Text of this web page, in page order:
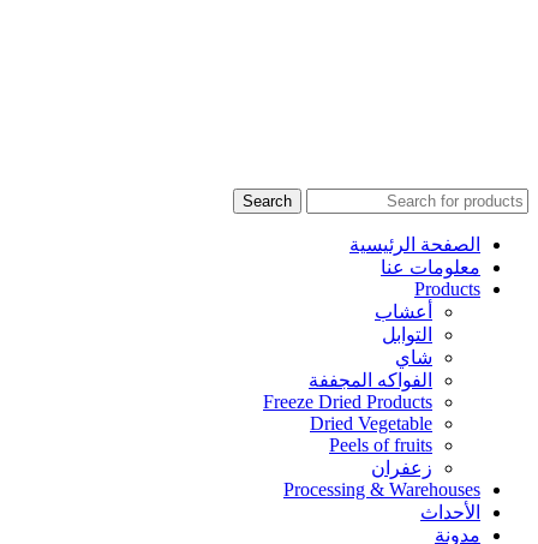
Search
الصفحة الرئيسية
معلومات عنا
Products
أعشاب
التوابل
شاي
الفواكه المجففة
Freeze Dried Products
Dried Vegetable
Peels of fruits
زعفران
Processing & Warehouses
الأحداث
مدونة